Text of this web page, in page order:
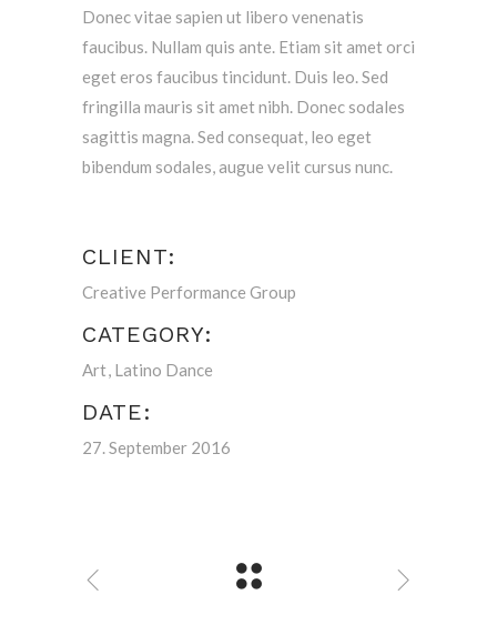
Donec vitae sapien ut libero venenatis
faucibus. Nullam quis ante. Etiam sit amet orci
eget eros faucibus tincidunt. Duis leo. Sed
fringilla mauris sit amet nibh. Donec sodales
sagittis magna. Sed consequat, leo eget
bibendum sodales, augue velit cursus nunc.
CLIENT:
Creative Performance Group
CATEGORY:
Art Latino Dance
DATE:
27. September 2016